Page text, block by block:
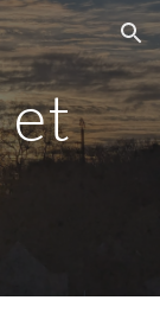
to navigation
et